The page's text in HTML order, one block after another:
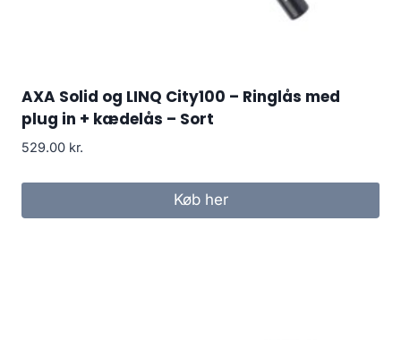
AXA Solid og LINQ City100 – Ringlås med
plug in + kædelås – Sort
529.00 kr.
Køb her